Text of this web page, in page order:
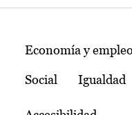
Temas
Economía y empleo
Social Igualdad